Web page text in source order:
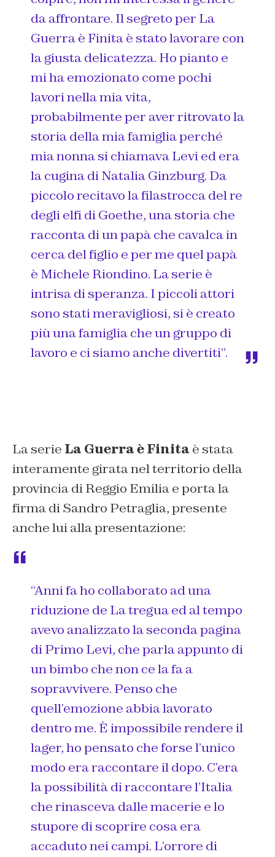
da affrontare. Il segreto per La
Guerra è Finita è stato lavorare con
la giusta delicatezza. Ho pianto e
mi ha emozionato come pochi
lavori nella mia vita,
probabilmente per aver ritrovato la
storia della mia famiglia perché
mia nonna si chiamava Levi ed era
la cugina di Natalia Ginzburg. Da
piccolo recitavo la filastrocca del re
degli elfi di Goethe, una storia che
racconta di un papà che cavalca in
cerca del figlio e per me quel papà
è Michele Riondino. La serie è
intrisa di speranza. I piccoli attori
sono stati meravigliosi, si è creato
più una famiglia che un gruppo di
lavoro e ci siamo anche divertiti”.
La serie La Guerra è Finita è stata
interamente girata nel territorio della
provincia di Reggio Emilia e porta la
firma di Sandro Petraglia, presente
anche lui alla presentazione:
“Anni fa ho collaborato ad una
riduzione de La tregua ed al tempo
avevo analizzato la seconda pagina
di Primo Levi, che parla appunto di
un bimbo che non ce la fa a
sopravvivere. Penso che
quell’emozione abbia lavorato
dentro me. È impossibile rendere il
lager, ho pensato che forse l’unico
modo era raccontare il dopo. C’era
la possibilità di raccontare l’Italia
che rinasceva dalle macerie e lo
stupore di scoprire cosa era
accaduto nei campi. L’orrore di